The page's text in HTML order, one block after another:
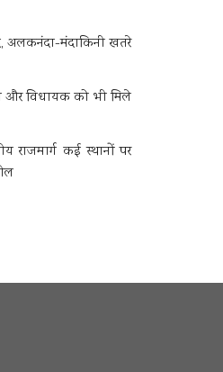
अलकनंदा-मंदाकिनी खतरे
और विधायक को भी मिले
राजमार्ग कई स्थानों पर